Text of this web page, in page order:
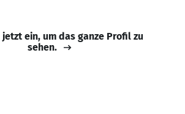
jetzt ein, um das ganze Profil zu
sehen.